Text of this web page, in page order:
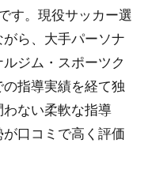
す。現役サッカー選
ら、大手パーソナ
ジム・スポーツク
指導実績を経て独
ない柔軟な指導
口コミで高く評価